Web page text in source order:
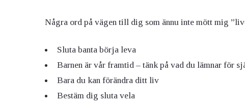
Några ord på vägen till dig som ännu inte mött mig
Sluta banta börja leva
Barnen är vår framtid – tänk på vad du lämnar för
Bara du kan förändra ditt liv
Bestäm dig sluta vela